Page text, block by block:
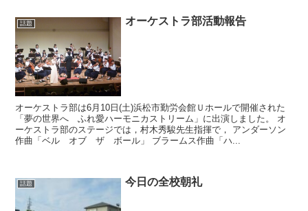
話題 オーケストラ部活動報告
オーケストラ部は6月10日(土)浜松市勤労会館Ｕホールで開催された
「夢の世界へ ふれ愛ハーモニカストリーム」に出演しました。 オ
ーケストラ部のステージでは，村木秀駿先生指揮で， アンダーソン
作曲「ベル オブ ザ ボール」 ブラームス作曲「ハ...
話題 今日の全校朝礼